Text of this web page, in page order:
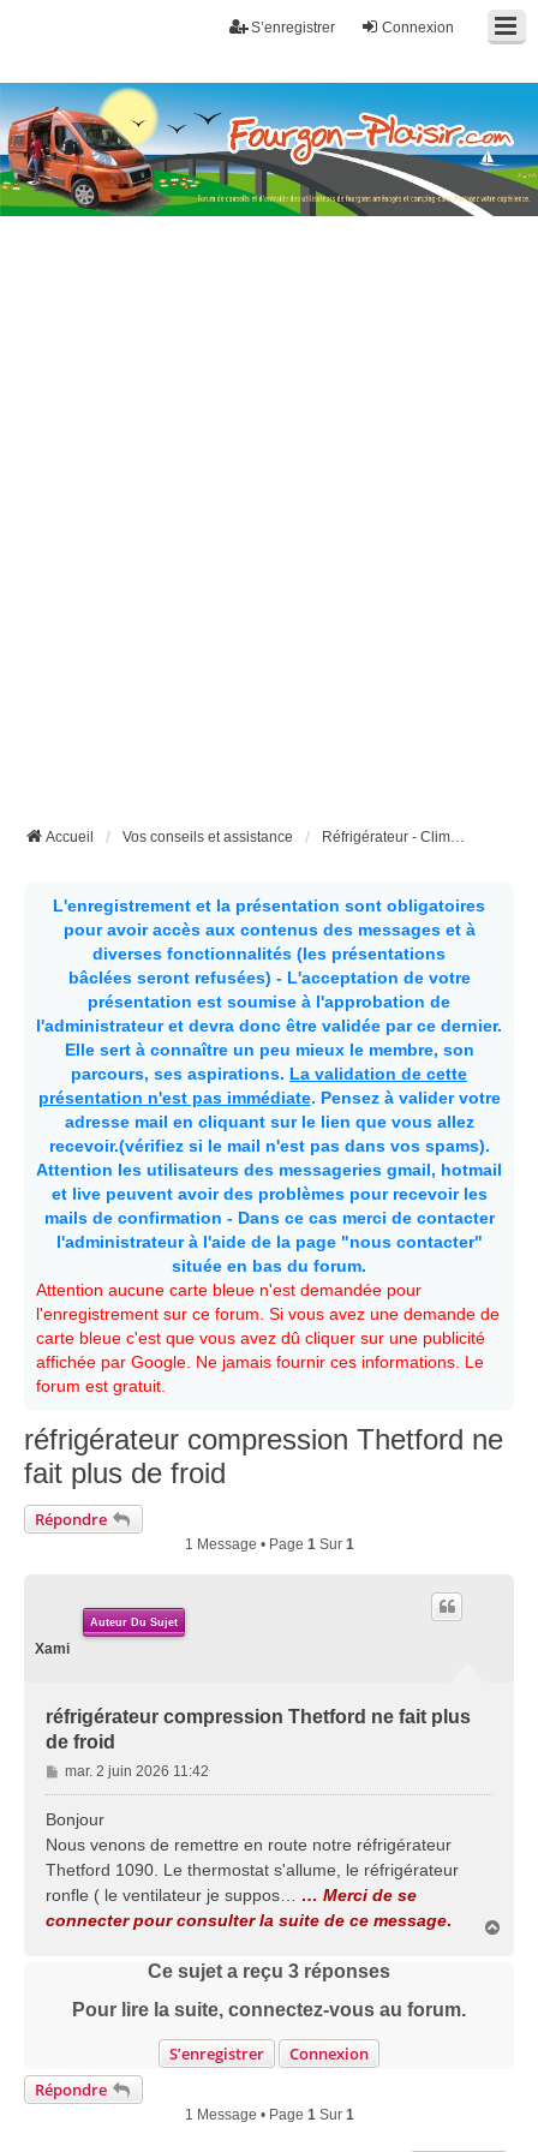
Connexion
S’enregistrer
Fourgon-plaisir.com
Forum de conseils et d'entraide des utilisateurs de fourgons, fourgons
aménagés, vans et de camping-car. Partagez votre expérience.
Accueil Vos conseils et assistance Réfrigérateur - Climatisation etc...
L'enregistrement et la présentation sont obligatoires
pour avoir accès aux contenus des messages et à
diverses fonctionnalités (les présentations
bâclées seront refusées) - L'acceptation de votre
présentation est soumise à l'approbation de
l'administrateur et devra donc être validée par ce dernier.
Elle sert à connaître un peu mieux le membre, son
parcours, ses aspirations. La validation de cette
présentation n'est pas immédiate. Pensez à valider votre
adresse mail en cliquant sur le lien que vous allez
recevoir.(vérifiez si le mail n'est pas dans vos spams).
Attention les utilisateurs des messageries gmail, hotmail
et live peuvent avoir des problèmes pour recevoir les
mails de confirmation - Dans ce cas merci de contacter
l'administrateur à l'aide de la page "nous contacter"
située en bas du forum.
Attention aucune carte bleue n'est demandée pour
l'enregistrement sur ce forum. Si vous avez une demande de
carte bleue c'est que vous avez dû cliquer sur une publicité
affichée par Google. Ne jamais fournir ces informations. Le
forum est gratuit.
réfrigérateur compression Thetford ne
fait plus de froid
Répondre
1 Message • Page 1Sur 1
Auteur Du Sujet
Xami
réfrigérateur compression Thetford ne fait plus
de froid
M
e
a
g
e
mar. 2 juin 2026 11:42
Bonjour
Nous venons de remettre en route notre réfrigérateur
Thetford 1090. Le thermostat s'allume, le réfrigérateur
ronfle ( le ventilateur je suppos…
… Merci de se
connecter pour consulter la suite de ce message.
Ce sujet a reçu 3 réponses
Pour lire la suite, connectez-vous au forum.
S’enregistrer
Connexion
Répondre
1 Message • Page 1 Sur 1